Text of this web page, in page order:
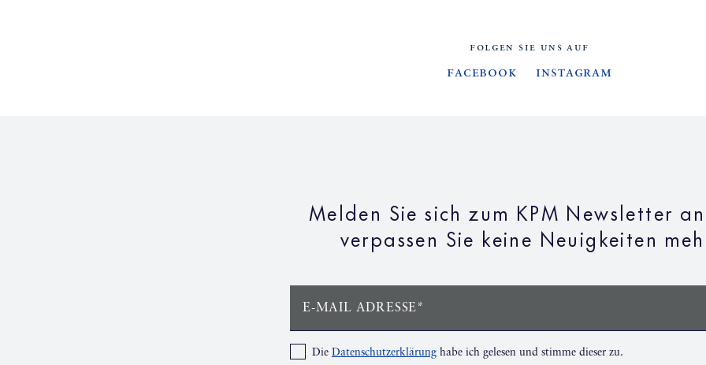
FOLGEN SIE UNS AUF
Facebook Instagram
Melden Sie sich zum KPM Newsletter
verpassen Sie keine Neuigkeiten
E-MAIL ADRESSE*
Die Datenschutzerklärung habe ich gelesen und stimme dieser zu.